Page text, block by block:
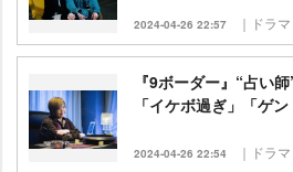
2024-04-26 22:57 ｜ドラマ
『9ボーダー』“占い
「イケボ過ぎ」「ゲ
2024-04-26 22:54 ｜ドラマ